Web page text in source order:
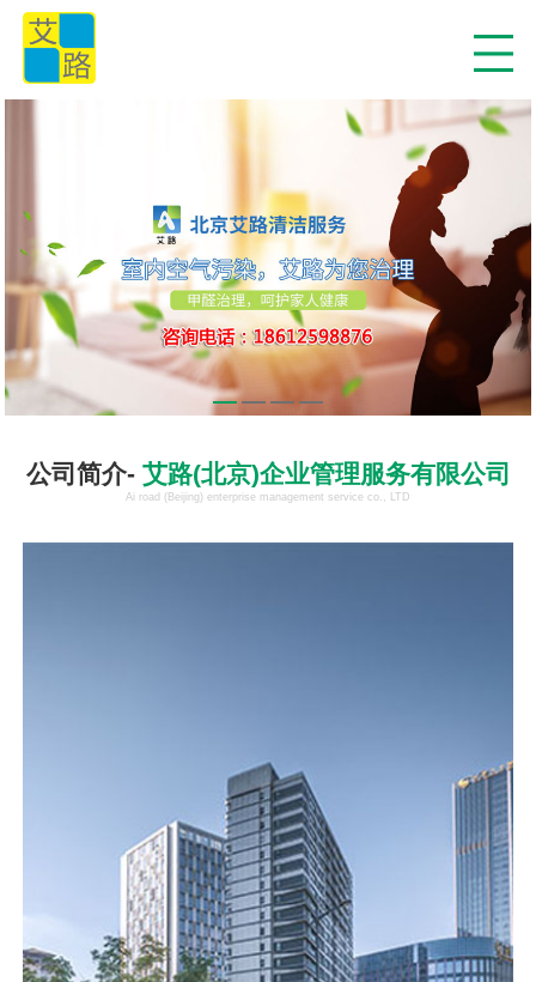
公司简介- 艾路(北京)企业管理服务有限公司
Ai road (Beijing) enterprise management service co., LTD